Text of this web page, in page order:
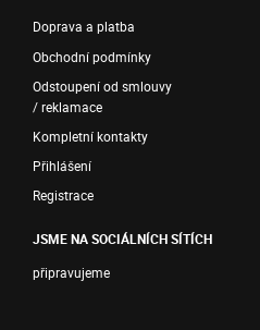
Doprava a platba
Obchodní podmínky
Odstoupení od smlouvy
/ reklamace
Kompletní kontakty
Přihlášení
Registrace
JSME NA SOCIÁLNÍCH SÍTÍCH
připravujeme